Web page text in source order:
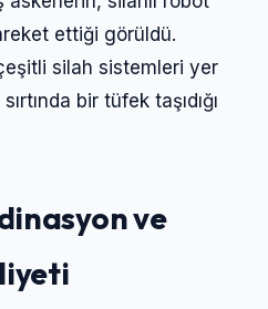
ettiği görüldü.
silah sistemleri yer
bir tüfek taşıdığı
ve